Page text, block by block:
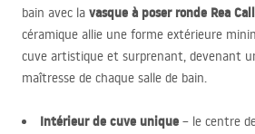
bain avec la vasque à poser ronde Rea
céramique allie une forme extérieure
cuve artistique et surprenant, devenant
maîtresse de chaque salle de bain.
Intérieur de cuve unique – le centre